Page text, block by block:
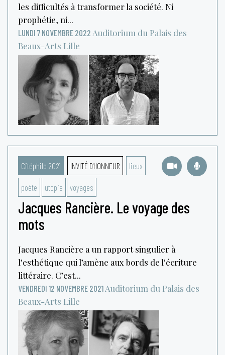
les difficultés à transformer la société. Ni
prophétie, ni...
LUNDI 7 NOVEMBRE 2022 Auditorium du Palais des
Beaux-Arts Lille
Citéphilo 2021 INVITÉ D'HONNEUR lieux
poète utopie voyages
Jacques Rancière. Le voyage des
mots
Jacques Rancière a un rapport singulier à
l’esthétique qui l’amène aux bords de l’écriture
littéraire. C’est...
VENDREDI 12 NOVEMBRE 2021 Auditorium du Palais des
Beaux-Arts Lille